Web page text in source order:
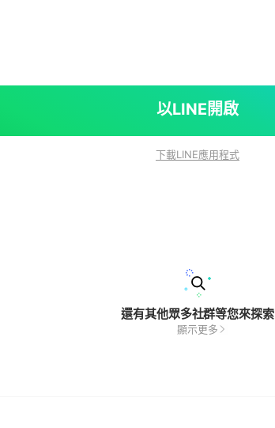
以LINE開啟
下載LINE應用程式
還有其他眾多社群等您來探索
顯示更多